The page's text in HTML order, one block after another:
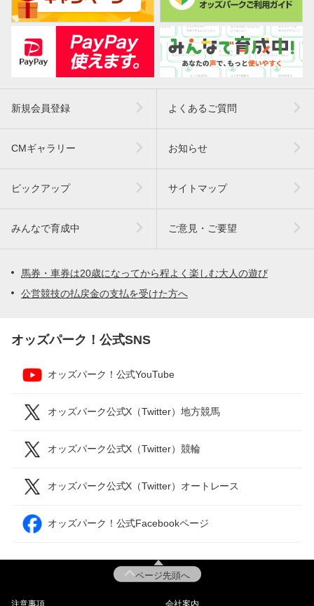
新規会員登録 よくあるご質問
CMギャラリー お知らせ
ピックアップ サイトマップ
みんなで育成中 ご意見・ご要望
馬券・車券は20歳になってから程よく楽しむ大人の遊び
公営競技の払戻金の支払を受けた方へ
オッズパーク！公式SNS
オッズパーク！公式YouTube
オッズパーク公式X（Twitter）地方競馬
オッズパーク公式X（Twitter）競輪
オッズパーク公式X（Twitter）オートレース
オッズパーク！公式Facebookページ
ページ先頭へ